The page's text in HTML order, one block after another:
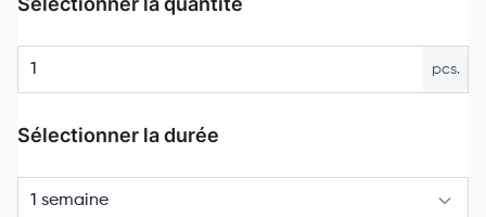
pcs.
Sélectionner la durée
1 semaine